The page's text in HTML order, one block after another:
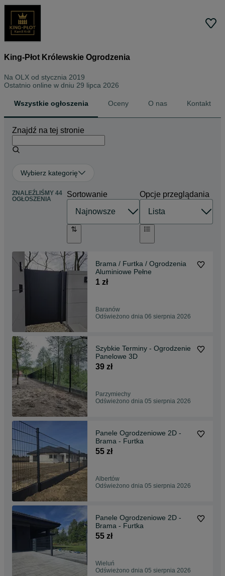
King-Płot Królewskie Ogrodzenia
Na OLX od stycznia 2019
Ostatnio online w dniu 29 lipca 2026
Wszystkie ogłoszenia Oceny O nas Kontakt
Znajdź na tej stronie
Wybierz kategorię
ZNALEŹLIŚMY 44
OGŁOSZENIA
Sortowanie Opcje przeglądania
Brama / Furtka / Ogrodzenia
Aluminiowe Pełne
1 zł
Baranów
Odświeżono dnia 06 sierpnia 2026
Szybkie Terminy - Ogrodzenie
Panelowe 3D
39 zł
Parzymiechy
Odświeżono dnia 05 sierpnia 2026
Panele Ogrodzeniowe 2D -
Brama - Furtka
55 zł
Albertów
Odświeżono dnia 05 sierpnia 2026
Panele Ogrodzeniowe 2D -
Brama - Furtka
55 zł
Wieluń
Odświeżono dnia 05 sierpnia 2026